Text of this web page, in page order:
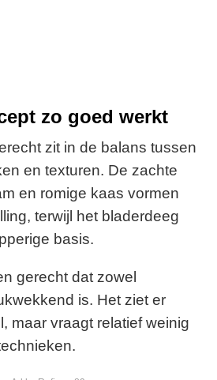
zo goed werkt
zit in de balans tussen
en texturen. De zachte
en romige kaas vormen
terwijl het bladerdeeg
basis.
gerecht dat zowel
is. Het ziet er
maar vraagt relatief weinig